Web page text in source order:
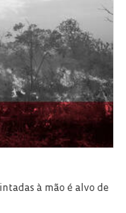
à mão é alvo de